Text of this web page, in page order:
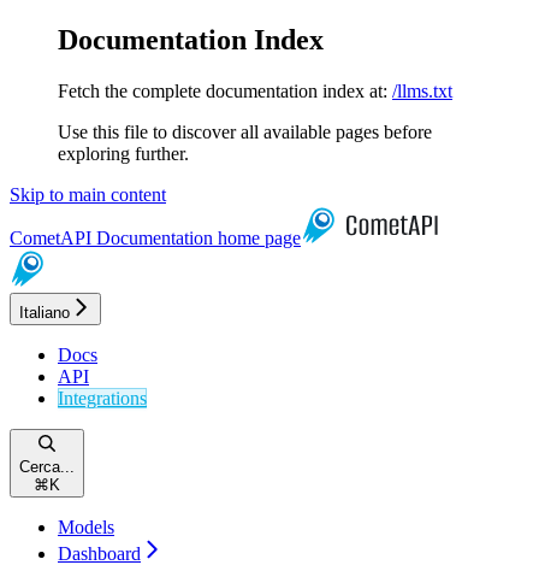
Documentation Index
Fetch the complete documentation index at: /llms.txt
Use this file to discover all available pages before
exploring further.
Skip to main content
CometAPI Documentation home page
Italiano
Docs
API
Integrations
Cerca...
⌘ K
Models
Dashboard